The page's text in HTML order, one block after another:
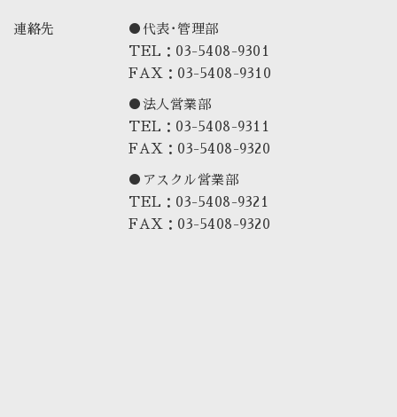
連絡先
●代表･管理部
TEL：03-5408-9301
FAX：03-5408-9310
●法人営業部
TEL：03-5408-9311
FAX：03-5408-9320
●アスクル営業部
TEL：03-5408-9321
FAX：03-5408-9320